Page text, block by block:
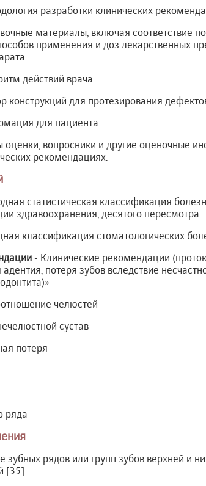
разработки клинических
материалы, включая соответствие
применения и доз лекарственных
действий врача.
конструкций для протезирования
для пациента.
вопросники и другие оценочные
рекомендациях.
статистическая классификация
здравоохранения, десятого пересмотра.
классификация стоматологических
- Клинические рекомендации
потеря зубов вследствие
челюстей
сустав
потеря
ряда
зубных рядов или групп зубов верхней и
[35].